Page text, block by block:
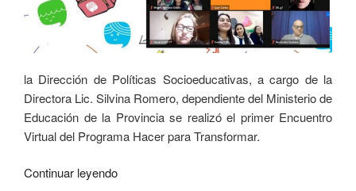
la Dirección de Políticas Socioeducativas, a cargo de la
Directora Lic. Silvina Romero, dependiente del Ministerio de
Educación de la Provincia se realizó el primer Encuentro
Virtual del Programa Hacer para Transformar.
Continuar leyendo